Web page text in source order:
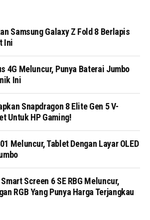
Samsung Galaxy Z Fold 8 Berlapis
Ini
4G Meluncur, Punya Baterai Jumbo
Ini
Snapdragon 8 Elite Gen 5 V-
Untuk HP Gaming!
Meluncur, Tablet Dengan Layar OLED
Screen 6 SE RBG Meluncur,
RGB Yang Punya Harga Terjangkau